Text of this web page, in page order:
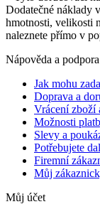
Dodatečné náklady
hmotnosti, velikosti
naleznete přímo v
Nápověda a podpora
Jak mohu
Doprava a
Vrácení zboží
Možnosti
Slevy a
Potřebujete
Firemní
Můj
Můj účet